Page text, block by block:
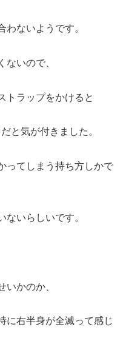
ないようです。
ないので、
トラップをかけると
と気が付きました。
ってしまう持ち方しかで
いらしいです。
いかのか、
に右半身が全滅って感じ